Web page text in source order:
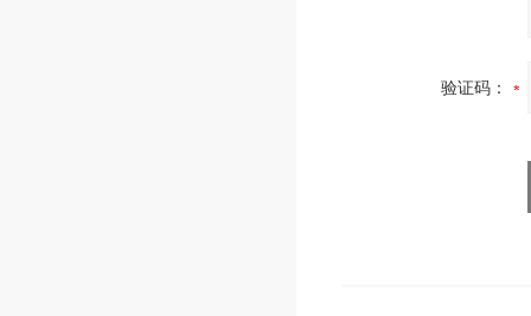
验证码：